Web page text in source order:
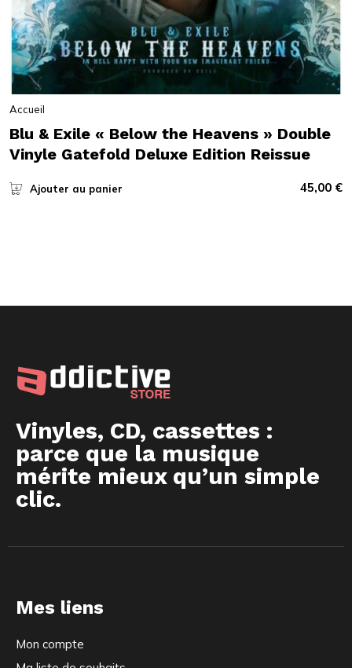
Accueil
Blu & Exile « Below the Heavens » Double
Vinyle Gatefold Deluxe Edition Reissue
Ajouter au panier 45,00 €
Vinyles, CD, cassettes :
parce que la musique
mérite mieux qu’un simple
clic.
Mes liens
Mon compte